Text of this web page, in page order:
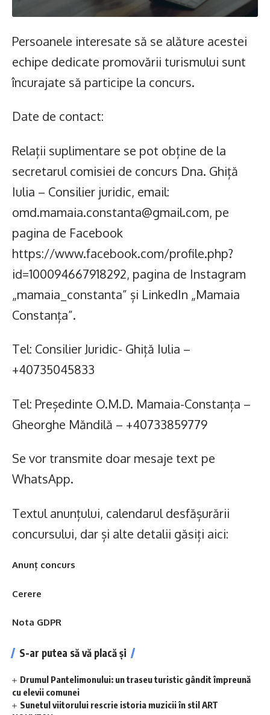
Persoanele interesate să se alăture acestei
echipe dedicate promovării turismului sunt
încurajate să participe la concurs.
Date de contact:
Relații suplimentare se pot obține de la
secretarul comisiei de concurs Dna. Ghiță
Iulia – Consilier juridic, email:
omd.mamaia.constanta@gmail.com, pe
pagina de Facebook
https://www.facebook.com/profile.php?
id=100094667918292, pagina de Instagram
„mamaia_constanta” și LinkedIn „Mamaia
Constanța”.
Tel: Consilier Juridic- Ghiță Iulia –
+40735045833
Tel: Președinte O.M.D. Mamaia-Constanța –
Gheorghe Măndilă – +40733859779
Se vor transmite doar mesaje text pe
WhatsApp.
Textul anunțului, calendarul desfășurării
concursului, dar și alte detalii găsiți aici:
Anunț concurs
Cerere
Nota GDPR
S-ar putea să vă placă și
Drumul Pantelimonului: un traseu turistic gândit împreună
cu elevii comunei
Sunetul viitorului rescrie istoria muzicii în stil ART